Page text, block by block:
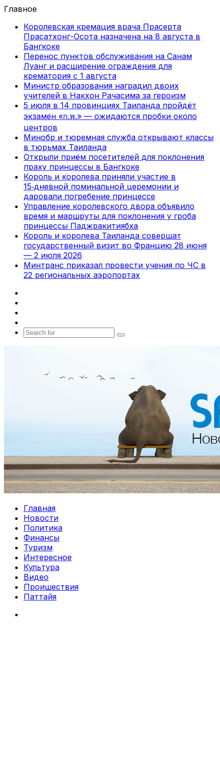
Главное
Королевская кремация врача Прасерта
Прасатхонг-Осота назначена на 8 августа в
Бангкоке
Перенос пунктов обслуживания на Санам
Луанг и расширение ограждения для
крематория с 1 августа
Министр образования наградил двоих
учителей в Накхон Рачасима за героизм
5 июля в 14 провинциях Таиланда пройдёт
экзамен «ก.พ.» — ожидаются пробки около
центров
Минобр и тюремная служба открывают классы
в тюрьмах Таиланда
Открыли приём посетителей для поклонения
праху принцессы в Бангкоке
Король и королева приняли участие в
15‑дневной поминальной церемонии и
даровали погребение принцессе
Управление королевского двора объявило
время и маршруты для поклонения у гроба
принцессы Паджракитиябха
Король и королева Таиланда совершат
государственный визит во Францию 28 июня
— 2 июля 2026
Минтранс приказал провести учения по ЧС в
22 региональных аэропортах
Search
Главная
Новости
Политика
Финансы
Туризм
Интересное
Культура
Видео
Проишествия
Паттайя